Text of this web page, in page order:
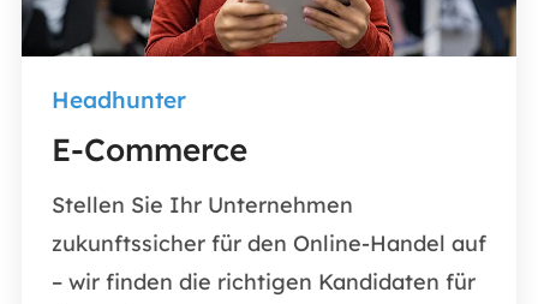
Headhunter
E-Commerce
Stellen Sie Ihr Unternehmen
zukunftssicher für den Online-Handel auf
– wir finden die richtigen Kandidaten für